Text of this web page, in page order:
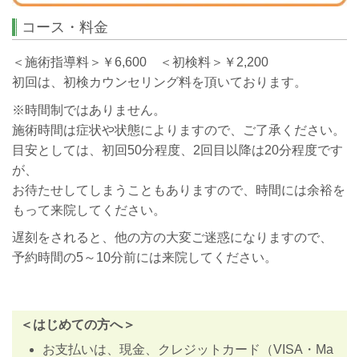
コース・料金
＜施術指導料＞￥6,600 ＜初検料＞￥2,200
初回は、初検カウンセリング料を頂いております。
※時間制ではありません。
施術時間は症状や状態によりますので、ご了承ください。
目安としては、初回50分程度、2回目以降は20分程度です
が、
お待たせしてしまうこともありますので、時間には余裕を
もって来院してください。
遅刻をされると、他の方の大変ご迷惑になりますので、
予約時間の5～10分前には来院してください。
＜はじめての方へ＞
お支払いは、現金、クレジットカード（VISA・Ma